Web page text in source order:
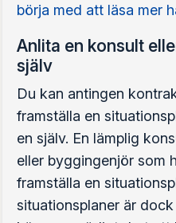
börja med att läsa mer
Anlita en konsult
själv
Du kan antingen
framställa en
en själv. En lämplig
eller byggingenjör som
framställa en
situationsplaner är